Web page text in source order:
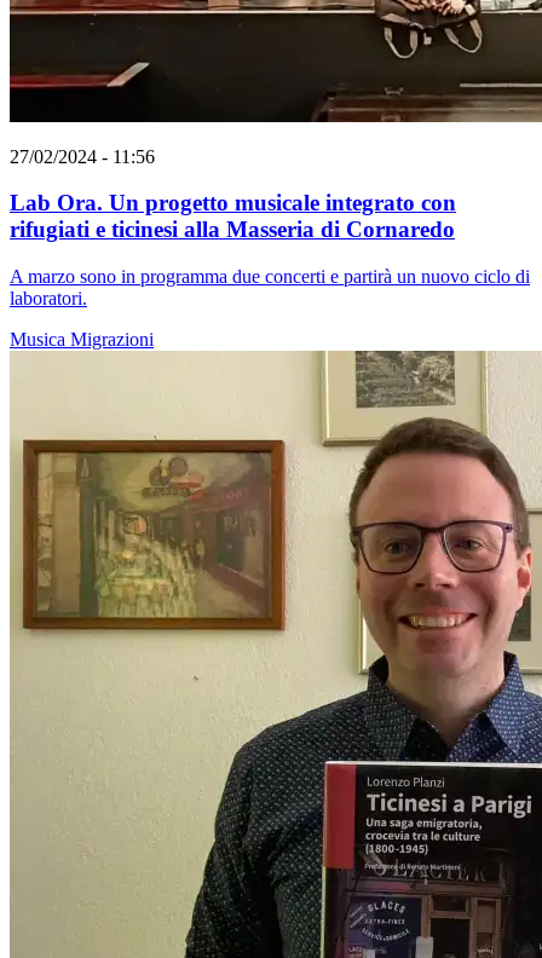
27/02/2024 - 11:56
Lab Ora. Un progetto musicale integrato con
rifugiati e ticinesi alla Masseria di Cornaredo
A marzo sono in programma due concerti e partirà un nuovo ciclo di
laboratori.
Musica Migrazioni